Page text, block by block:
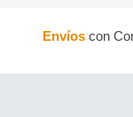
Envíoscon